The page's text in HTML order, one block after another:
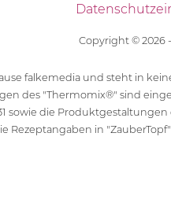
Copyright © 2026
falkemedia und steht in
des "Thermomix®" sind
sowie die
Rezeptangaben in